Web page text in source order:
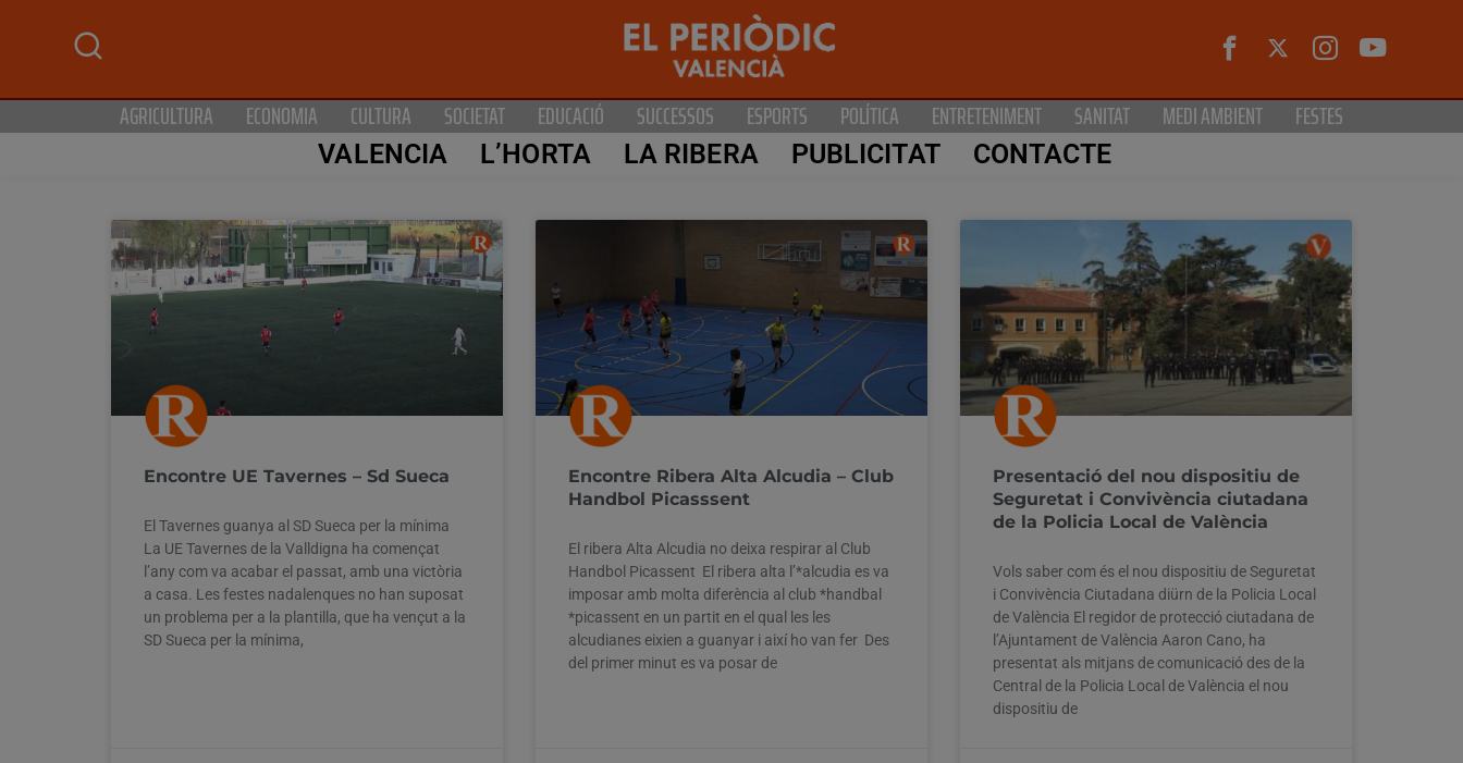
AGRICULTURA ECONOMIA CULTURA SOCIETAT EDUCACIÓ SUCCESSOS ESPORTS POLÍTICA ENTRETENIMENT SANITAT MEDI AMBIENT FESTES
VALENCIA L’HORTA LA RIBERA PUBLICITAT CONTACTE
Encontre UE Tavernes – Sd Sueca
El Tavernes guanya al SD Sueca per la mínima
La UE Tavernes de la Valldigna ha començat
l’any com va acabar el passat, amb una victòria
a casa. Les festes nadalenques no han suposat
un problema per a la plantilla, que ha vençut a la
SD Sueca per la mínima,
Encontre Ribera Alta Alcudia – Club
Handbol Picasssent
El ribera Alta Alcudia no deixa respirar al Club
Handbol Picassent El ribera alta l’*alcudia es va
imposar amb molta diferència al club *handbal
*picassent en un partit en el qual les les
alcudianes eixien a guanyar i així ho van fer Des
del primer minut es va posar de
Presentació del nou dispositiu de
Seguretat i Convivència ciutadana
de la Policia Local de València
Vols saber com és el nou dispositiu de Seguretat
i Convivència Ciutadana diürn de la Policia Local
de València El regidor de protecció ciutadana de
l’Ajuntament de València Aaron Cano, ha
presentat als mitjans de comunicació des de la
Central de la Policia Local de València el nou
dispositiu de